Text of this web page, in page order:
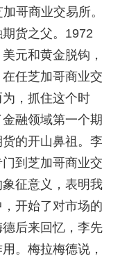
哥商业交易所。
货之父。1972
元和黄金脱钩，
任芝加哥商业交
，抓住这个时
融领域第一个期
的开山鼻祖。李
到芝加哥商业交
征意义，表明我
开始了对市场的
后来回忆，李先
。梅拉梅德说，